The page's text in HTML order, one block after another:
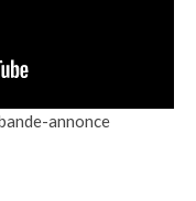
annonce